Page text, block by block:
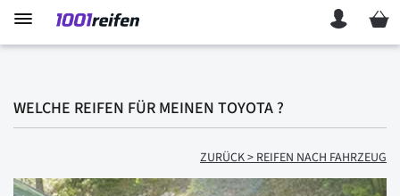
Mein
WELCHE REIFEN FÜR MEINEN TOYOTA ?
ZURÜCK > REIFEN NACH FAHRZEUG